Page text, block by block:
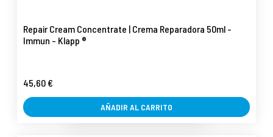
Repair Cream Concentrate | Crema Reparadora 50ml -
Immun - Klapp ®
45,60 €
AÑADIR AL CARRITO